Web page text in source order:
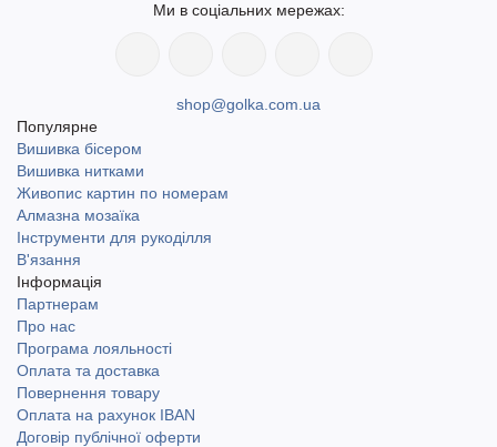
Ми в соціальних мережах:
shop@golka.com.ua
Популярне
Вишивка бісером
Вишивка нитками
Живопис картин по номерам
Алмазна мозаїка
Інструменти для рукоділля
В'язання
Інформація
Партнерам
Про нас
Програма лояльності
Оплата та доставка
Повернення товару
Оплата на рахунок IBAN
Договір публічної оферти